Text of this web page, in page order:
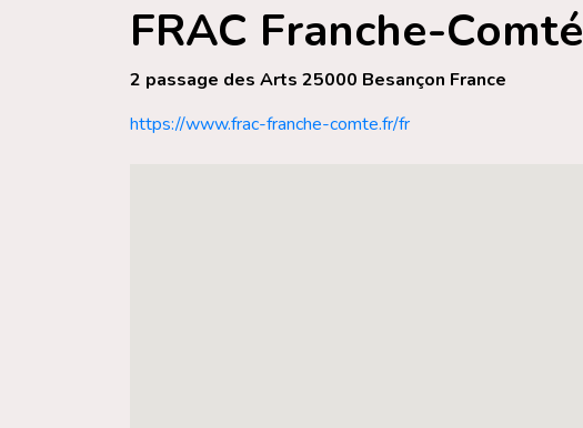
FRAC Franche-Comté
2 passage des Arts 25000 Besançon France
https://www.frac-franche-comte.fr/fr